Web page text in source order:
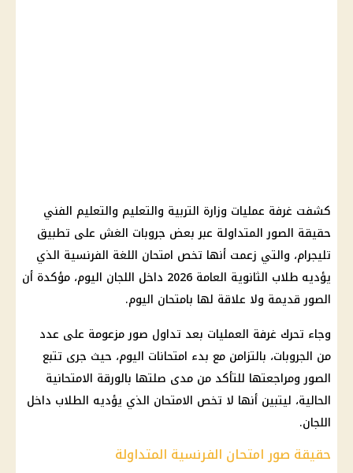
كشفت غرفة عمليات وزارة التربية والتعليم والتعليم الفني
حقيقة الصور المتداولة عبر بعض جروبات الغش على تطبيق
تليجرام، والتي زعمت أنها تخص امتحان اللغة الفرنسية الذي
يؤديه طلاب الثانوية العامة 2026 داخل اللجان اليوم، مؤكدة أن
الصور قديمة ولا علاقة لها بامتحان اليوم.
وجاء تحرك غرفة العمليات بعد تداول صور مزعومة على عدد
من الجروبات، بالتزامن مع بدء امتحانات اليوم، حيث جرى تتبع
الصور ومراجعتها للتأكد من مدى صلتها بالورقة الامتحانية
الحالية، ليتبين أنها لا تخص الامتحان الذي يؤديه الطلاب داخل
اللجان.
حقيقة صور امتحان الفرنسية المتداولة